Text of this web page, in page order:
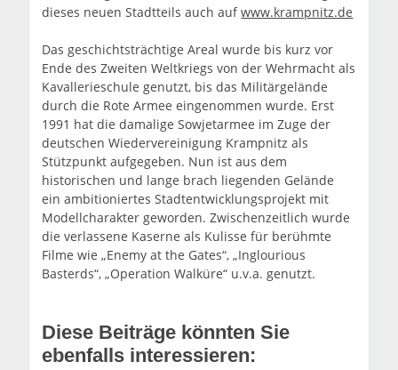
dieses neuen Stadtteils auch aufwww.krampnitz.de
Das geschichtsträchtige Areal wurde bis kurz vor
Ende des Zweiten Weltkriegs von der Wehrmacht als
Kavallerieschule genutzt, bis das Militärgelände
durch die Rote Armee eingenommen wurde. Erst
1991 hat die damalige Sowjetarmee im Zuge der
deutschen Wiedervereinigung Krampnitz als
Stützpunkt aufgegeben. Nun ist aus dem
historischen und lange brach liegenden Gelände
ein ambitioniertes Stadtentwicklungsprojekt mit
Modellcharakter geworden. Zwischenzeitlich wurde
die verlassene Kaserne als Kulisse für berühmte
Filme wie „Enemy at the Gates“, „Inglourious
Basterds“, „Operation Walküre“ u.v.a. genutzt.
Diese Beiträge könnten Sie
ebenfalls interessieren: